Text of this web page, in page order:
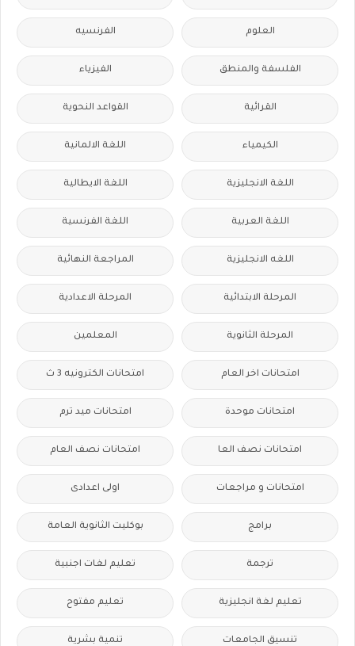
العلوم الفرنسيه
الفلسفة والمنطق الفيزياء
القرائية القواعد النحوية
الكيمياء اللغة الالمانية
اللغة الانجليزية اللغة الايطالية
اللغة العربية اللغة الفرنسية
اللغه الانجليزية المراجعة النهائية
المرحلة الابتدائية المرحلة الاعدادية
المرحلة الثانوية المعلمين
امتحانات اخر العام امتحانات الكترونيه 3 ث
امتحانات موحدة امتحانات ميد ترم
امتحانات نصف العا امتحانات نصف العام
امتحانات و مراجعات اولى اعدادى
برامج بوكليت الثانوية العامة
ترجمة تعليم لغات اجنبية
تعليم لغة انجليزية تعليم مفتوح
تنسيق الجامعات تنمية بشرية